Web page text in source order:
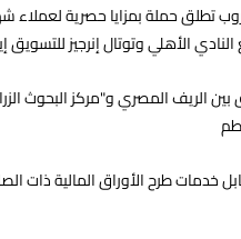
تطلق حملة بمزايا حصرية
الأهلي وتوتال إنرجيز للتسويق
الريف المصري و"مركز البحوث
خدمات طرح الأوراق المالية ذات